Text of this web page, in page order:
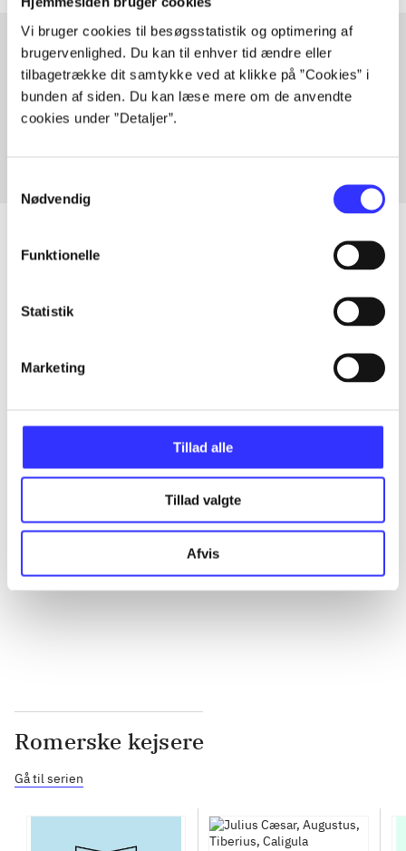
Vi bruger cookies til besøgsstatistik og optimering af
brugervenlighed. Du kan til enhver tid ændre eller
tilbagetrække dit samtykke ved at klikke på ”Cookies” i
bunden af siden. Du kan læse mere om de anvendte
cookies under ”Detaljer”.
Nødvendig
Funktionelle
Statistik
Marketing
Tillad alle
Tillad valgte
Afvis
Artikler med samme emner
Fra
Alle registrerede artikler fordelt på udgivelser
...
...
Romerske kejsere
Gå til serien